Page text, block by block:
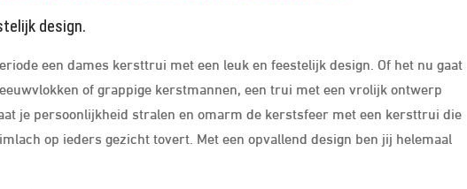
design.
een dames kersttrui met een leuk en feestelijk design. Of het nu gaat
of grappige kerstmannen, een trui met een vrolijk ontwerp
je persoonlijkheid stralen en omarm de kerstsfeer met een kersttrui die
op ieders gezicht tovert. Met een opvallend design ben jij helemaal